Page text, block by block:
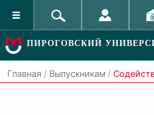
ПИРОГОВСКИЙ
Главная / Выпускникам /